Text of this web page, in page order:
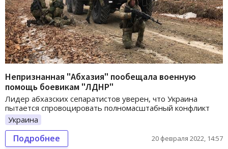
Непризнанная "Абхазия" пообещала военную
помощь боевикам "ЛДНР"
Лидер абхазских сепаратистов уверен, что Украина
пытается спровоцировать полномасштабный конфликт
Украина
Подробнее 20 февраля 2022, 14:57